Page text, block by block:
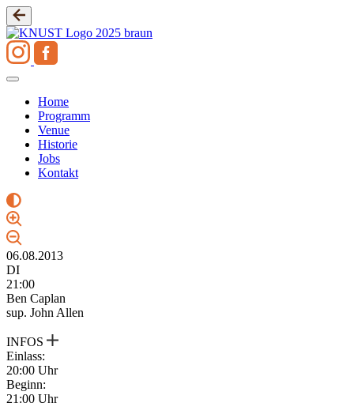
Zum
Inhalt
springen
Home
Programm
Venue
Historie
Jobs
Kontakt
06.08.2013
DI
21:00
Ben Caplan
sup. John Allen
INFOS
Einlass:
20:00 Uhr
Beginn:
21:00 Uhr